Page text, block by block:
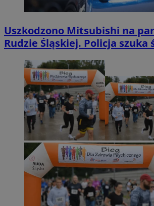
Uszkodzono Mitsubishi na
Rudzie Śląskiej. Policja szuka